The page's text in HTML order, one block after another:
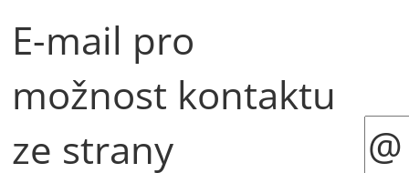
E-mail pro
možnost kontaktu
ze strany